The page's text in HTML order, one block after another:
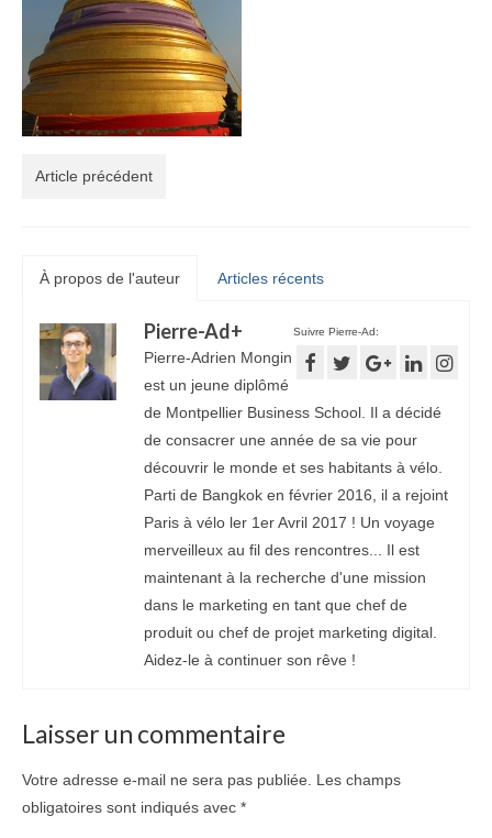
Article précédent
À propos de l'auteur Articles récents
Suivre Pierre-Ad:
Pierre-Ad+
Pierre-Adrien Mongin
est un jeune diplômé
de Montpellier Business School. Il a décidé
de consacrer une année de sa vie pour
découvrir le monde et ses habitants à vélo.
Parti de Bangkok en février 2016, il a rejoint
Paris à vélo ler 1er Avril 2017 ! Un voyage
merveilleux au fil des rencontres... Il est
maintenant à la recherche d'une mission
dans le marketing en tant que chef de
produit ou chef de projet marketing digital.
Aidez-le à continuer son rêve !
Laisser un commentaire
Votre adresse e-mail ne sera pas publiée.
Les champs
obligatoires sont indiqués avec *